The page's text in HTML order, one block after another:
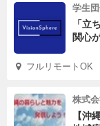
学生
「立
関心
フルリモートOK
株式
【沖